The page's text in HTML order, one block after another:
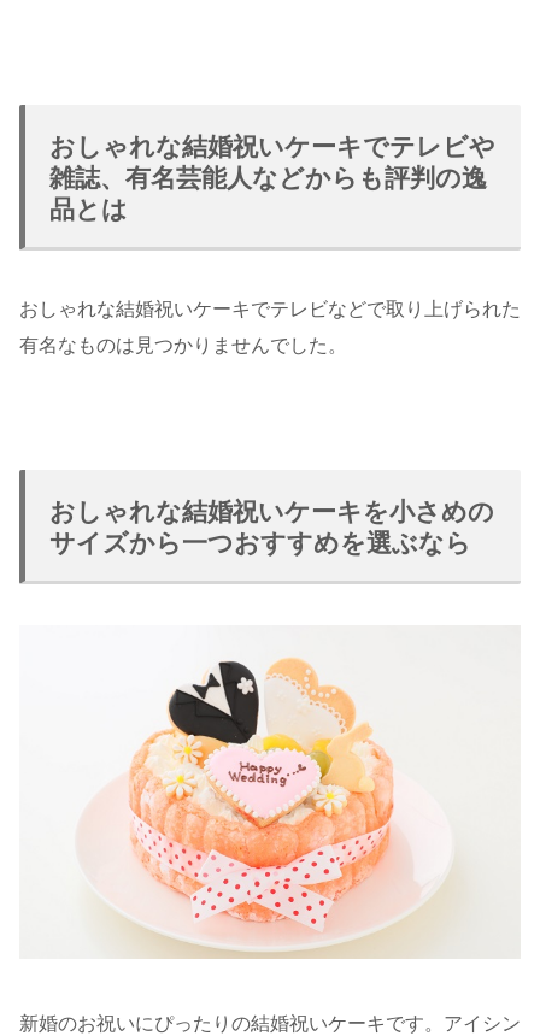
おしゃれな結婚祝いケーキでテレビや
雑誌、有名芸能人などからも評判の逸
品とは
おしゃれな結婚祝いケーキでテレビなどで取り上げられた
有名なものは見つかりませんでした。
おしゃれな結婚祝いケーキを小さめの
サイズから一つおすすめを選ぶなら
新婚のお祝いにぴったりの結婚祝いケーキです。アイシン